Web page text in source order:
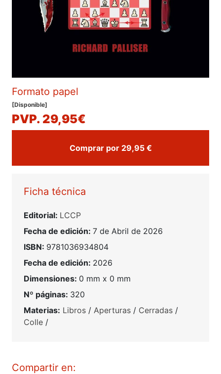
Formato papel
[Disponible]
PVP. 29,95€
Comprar por 29,95 €
Ficha técnica
Editorial: LCCP
Fecha de edición: 7 de Abril de 2026
ISBN: 9781036934804
Fecha de edición: 2026
Dimensiones: 0 mm x 0 mm
Nº páginas: 320
Materias: Libros / Aperturas / Cerradas /
Colle /
Compartir en: